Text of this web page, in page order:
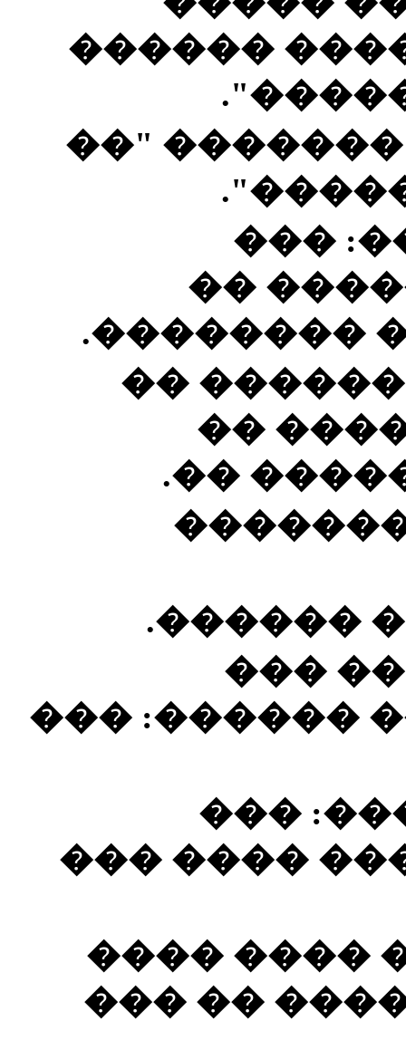
������
���� ��
����
�����: ��
�������:
������
������
����:
������. � �
�����
�������:
(���) ����